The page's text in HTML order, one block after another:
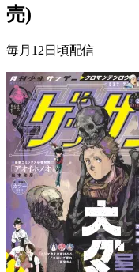
売)
毎月12日頃配信